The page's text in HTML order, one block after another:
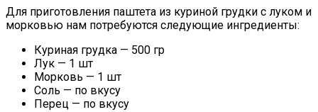
Для приготовления паштета из куриной грудки с луком и
морковью нам потребуются следующие ингредиенты:
Куриная грудка — 500 гр
Лук — 1 шт
Морковь — 1 шт
Соль — по вкусу
Перец — по вкусу